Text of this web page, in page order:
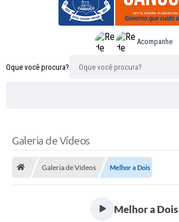
Oque você procura?
Acompanhe
Galeria de Vídeos
Galeria de Vídeos Melhor a Dois
Melhor a Dois